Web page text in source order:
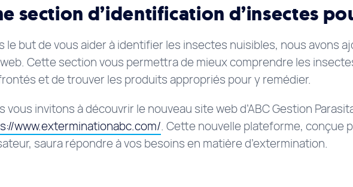
section d’identification d’insectes
le but de vous aider à identifier les insectes nuisibles, nous avons
Cette section vous permettra de mieux comprendre les
et de trouver les produits appropriés pour y remédier.
vous invitons à découvrir le nouveau site web d’ABC Gestion
www.exterminationabc.com/. Cette nouvelle plateforme, conçue
saura répondre à vos besoins en matière d’extermination.